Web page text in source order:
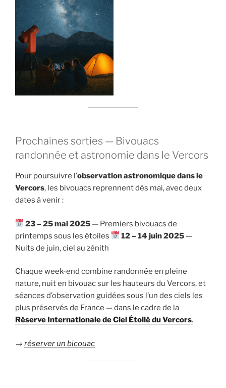
Prochaines sorties — Bivouacs
randonnée et astronomie dans le Vercors
Pour poursuivre l’observation astronomique dans le
Vercors, les bivouacs reprennent dès mai, avec deux
dates à venir :
23 – 25 mai 2025 — Premiers bivouacs de
printemps sous les étoiles
12 – 14 juin 2025 —
Nuits de juin, ciel au zénith
Chaque week-end combine randonnée en pleine
nature, nuit en bivouac sur les hauteurs du Vercors, et
séances d’observation guidées sous l’un des ciels les
plus préservés de France — dans le cadre de la
Réserve Internationale de Ciel Étoilé du Vercors.
→ réserver un bicouac